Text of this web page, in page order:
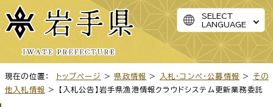
SELECT
LANGUAGE
現在の位置： トップページ > 県政情報 > 入札・コンペ・公募情報 >
その
他入札情報 > 【入札公告】岩手県漁港情報クラウドシステム更新業務委託